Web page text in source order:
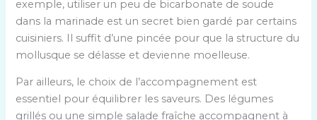
exemple, utiliser un peu de bicarbonate de soude
dans la marinade est un secret bien gardé par certains
cuisiniers. Il suffit d’une pincée pour que la structure du
mollusque se délasse et devienne moelleuse.
Par ailleurs, le choix de l’accompagnement est
essentiel pour équilibrer les saveurs. Des légumes
grillés ou une simple salade fraîche accompagnent à